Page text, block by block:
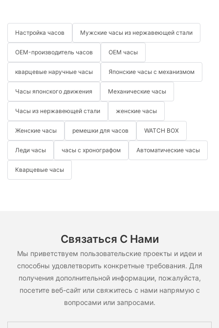
Настройка часов Мужские часы из нержавеющей стали
OEM-производитель часов OEM часы
кварцевые наручные часы Японские часы с механизмом
Часы японского движения Механические часы
Часы из нержавеющей стали женские часы
Женские часы ремешки для часов WATCH BOX
Леди часы часы с хронографом Автоматические часы
Кварцевые часы
Связаться С Нами
Мы приветствуем пользовательские проекты и идеи и
способны удовлетворить конкретные требования. Для
получения дополнительной информации, пожалуйста,
посетите веб-сайт или свяжитесь с нами напрямую с
вопросами или запросами.